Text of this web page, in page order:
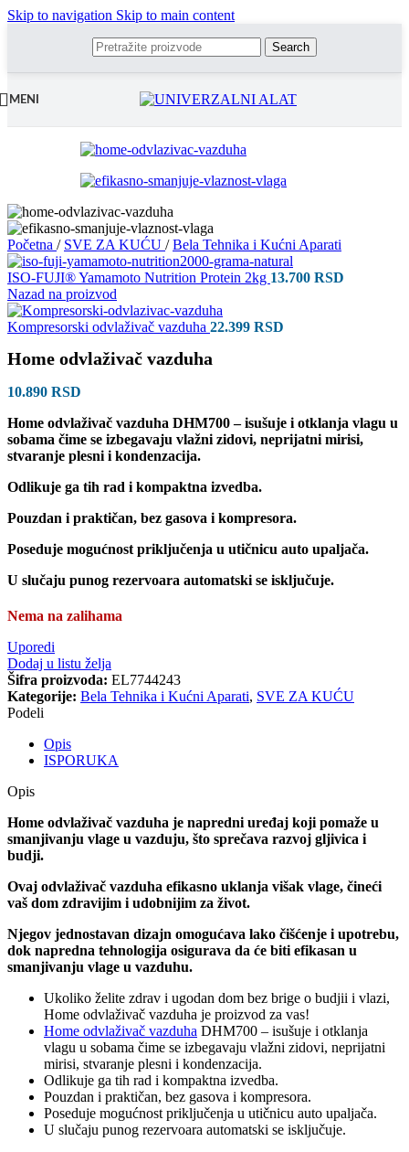
Skip to navigation Skip to main content
Search
MENI
Početna / SVE ZA KUĆU / Bela Tehnika i Kućni Aparati
ISO-FUJI® Yamamoto Nutrition Protein 2kg 13.700 RSD
Nazad na proizvod
Kompresorski odvlaživač vazduha 22.399 RSD
Home odvlaživač vazduha
10.890 RSD
Home odvlaživač vazduha DHM700 – isušuje i otklanja vlagu u
sobama čime se izbegavaju vlažni zidovi, neprijatni mirisi,
stvaranje plesni i kondenzacija.
Odlikuje ga tih rad i kompaktna izvedba.
Pouzdan i praktičan, bez gasova i kompresora.
Poseduje mogućnost priključenja u utičnicu auto upaljača.
U slučaju punog rezervoara automatski se isključuje.
Nema na zalihama
Uporedi
Dodaj u listu želja
Šifra proizvoda: EL7744243
Kategorije: Bela Tehnika i Kućni Aparati, SVE ZA KUĆU
Podeli
Opis
ISPORUKA
Opis
Home odvlaživač vazduha je napredni uređaj koji pomaže u
smanjivanju vlage u vazduju, što sprečava razvoj gljivica i
budji.
Ovaj odvlaživač vazduha efikasno uklanja višak vlage, čineći
vaš dom zdravijim i udobnijim za život.
Njegov jednostavan dizajn omogućava lako čišćenje i upotrebu,
dok napredna tehnologija osigurava da će biti efikasan u
smanjivanju vlage u vazduhu.
Ukoliko želite zdrav i ugodan dom bez brige o budjii i vlazi,
Home odvlaživač vazduha je proizvod za vas!
Home odvlaživač vazduha DHM700 – isušuje i otklanja
vlagu u sobama čime se izbegavaju vlažni zidovi, neprijatni
mirisi, stvaranje plesni i kondenzacija.
Odlikuje ga tih rad i kompaktna izvedba.
Pouzdan i praktičan, bez gasova i kompresora.
Poseduje mogućnost priključenja u utičnicu auto upaljača.
U slučaju punog rezervoara automatski se isključuje.